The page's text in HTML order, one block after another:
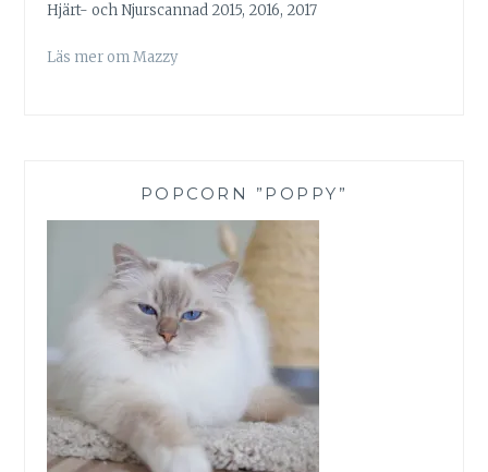
Hjärt- och Njurscannad 2015, 2016, 2017
Läs mer om Mazzy
POPCORN ”POPPY”